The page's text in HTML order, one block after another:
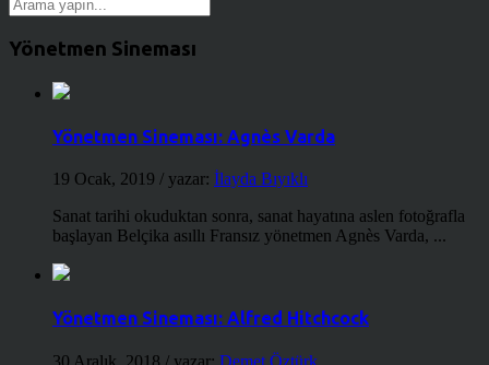
Yönetmen Sineması
Yönetmen Sineması: Agnès Varda
19 Ocak, 2019 / yazar: İlayda Bıyıklı
Sanat tarihi okuduktan sonra, sanat hayatına aslen fotoğrafla
başlayan Belçika asıllı Fransız yönetmen Agnès Varda, ...
Yönetmen Sineması: Alfred Hitchcock
30 Aralık, 2018 / yazar: Demet Öztürk